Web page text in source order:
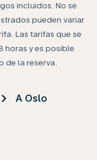
incluidos. No se
pueden variar
Las tarifas que se
horas y es posible
de la reserva.
A Oslo